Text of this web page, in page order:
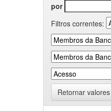
por
Filtros correntes:
Retornar valores